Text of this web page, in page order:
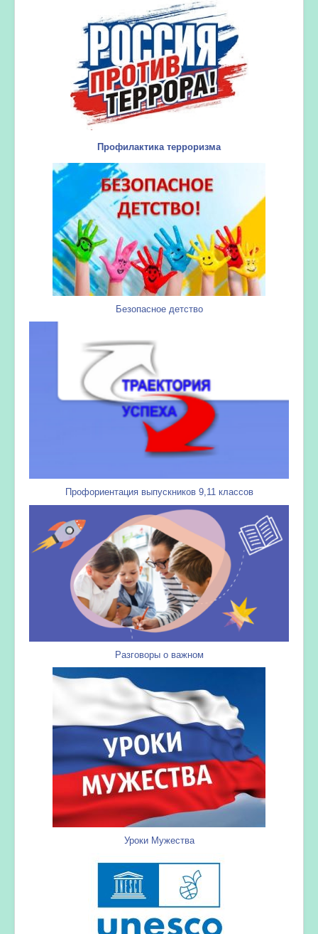
Профилактика терроризма
Безопасное детство
Профориентация выпускников 9,11 классов
Разговоры о важном
Уроки Мужества